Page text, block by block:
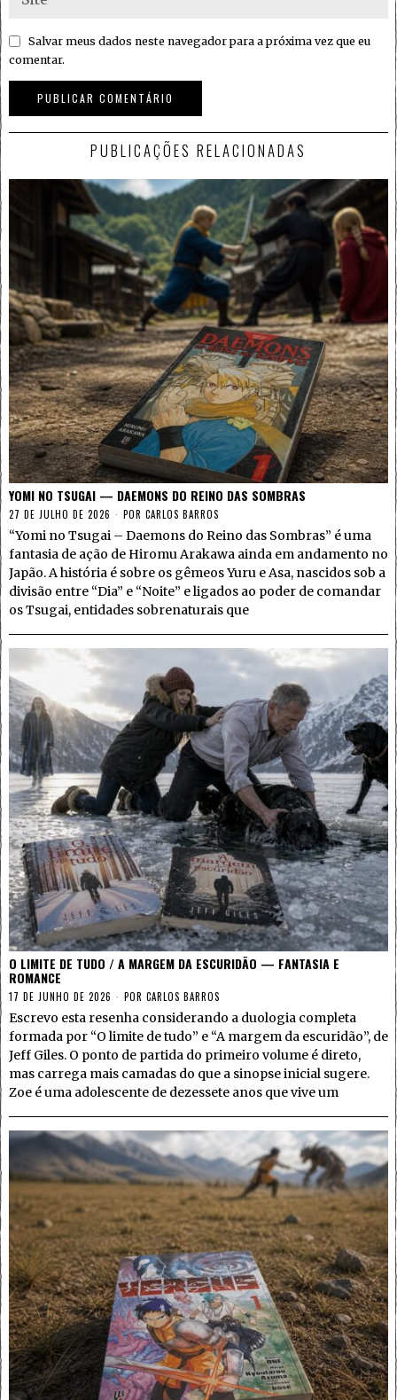
Salvar meus dados neste navegador para a próxima vez que eu
comentar.
PUBLICAÇÕES RELACIONADAS
YOMI NO TSUGAI — DAEMONS DO REINO DAS SOMBRAS
27 DE JULHO DE 2026 POR CARLOS BARROS
“Yomi no Tsugai – Daemons do Reino das Sombras” é uma
fantasia de ação de Hiromu Arakawa ainda em andamento no
Japão. A história é sobre os gêmeos Yuru e Asa, nascidos sob a
divisão entre “Dia” e “Noite” e ligados ao poder de comandar
os Tsugai, entidades sobrenaturais que
O LIMITE DE TUDO / A MARGEM DA ESCURIDÃO — FANTASIA E
ROMANCE
17 DE JUNHO DE 2026 POR CARLOS BARROS
Escrevo esta resenha considerando a duologia completa
formada por “O limite de tudo” e “A margem da escuridão”, de
Jeff Giles. O ponto de partida do primeiro volume é direto,
mas carrega mais camadas do que a sinopse inicial sugere.
Zoe é uma adolescente de dezessete anos que vive um